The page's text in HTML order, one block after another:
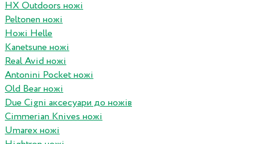
HX Outdoors ножі
Peltonen ножі
Ножі Helle
Kanetsune ножі
Real Avid ножі
Antonini Pocket ножі
Old Bear ножі
Due Cigni аксесуари до ножів
Cimmerian Knives ножі
Umarex ножі